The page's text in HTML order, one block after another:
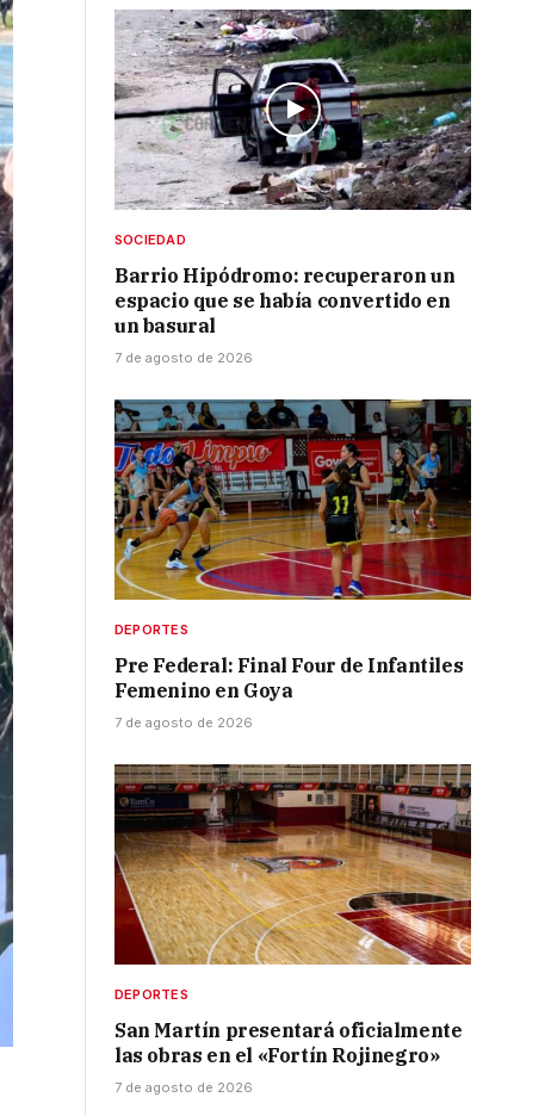
SOCIEDAD
Barrio Hipódromo: recuperaron un
espacio que se había convertido en
un basural
7 de agosto de 2026
DEPORTES
Pre Federal: Final Four de Infantiles
Femenino en Goya
7 de agosto de 2026
DEPORTES
San Martín presentará oficialmente
las obras en el «Fortín Rojinegro»
7 de agosto de 2026